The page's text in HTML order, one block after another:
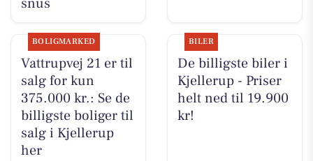
BOLIGMARKED
Vattrupvej 21 er til
salg for kun
375.000 kr.: Se de
billigste boliger til
salg i Kjellerup
her
BILER
De billigste biler i
Kjellerup - Priser
helt ned til 19.900
kr!